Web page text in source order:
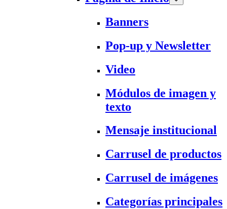
Banners
Pop-up y Newsletter
Video
Módulos de imagen y
texto
Mensaje institucional
Carrusel de productos
Carrusel de imágenes
Categorías principales